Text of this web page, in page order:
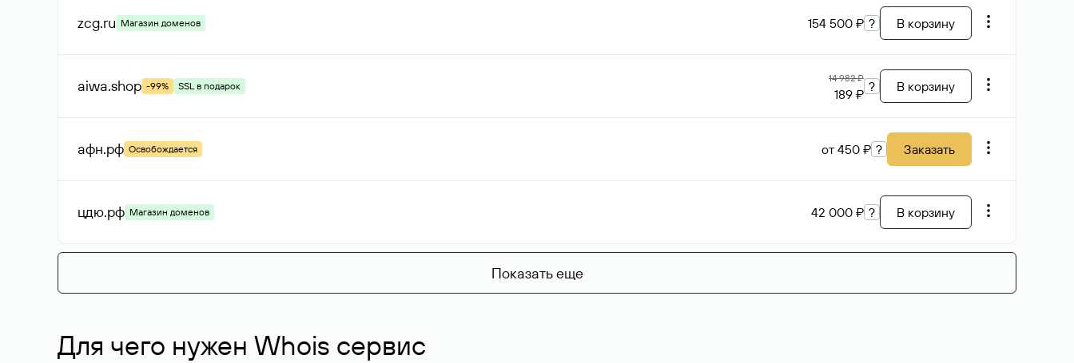
zcg.ru Магазин доменов 154 500 ₽ ? В корзину
aiwa.shop -99% SSL в подарок
14 982 ₽
189 ₽ ? В корзину
афн.рф Освобождается от 450 ₽ ? Заказать
цдю.рф Магазин доменов 42 000 ₽ ? В корзину
Показать еще
Для чего нужен Whois сервис